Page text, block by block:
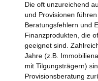
Die oft unzureichend
und Provisionen
Beratungsfehlern und
Finanzprodukten, die
geeignet sind.
Jahre (z.B.
mit Tilgungsträgern)
Provisionsberatung